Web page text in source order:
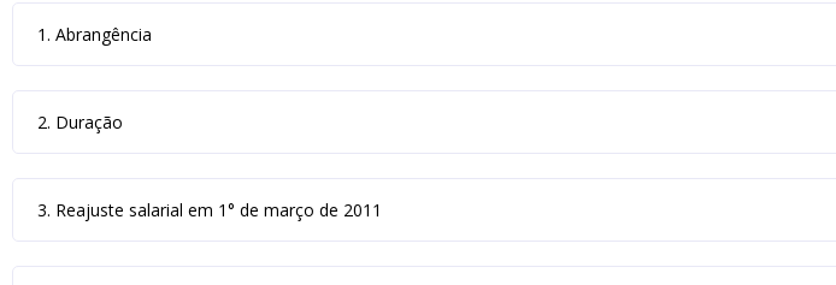
1. Abrangência
2. Duração
3. Reajuste salarial em 1° de março de 2011